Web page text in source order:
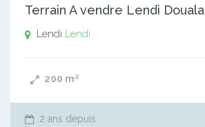
Terrain A vendre Lendi Douala
Lendi Lendi
200 m²
2 ans depuis